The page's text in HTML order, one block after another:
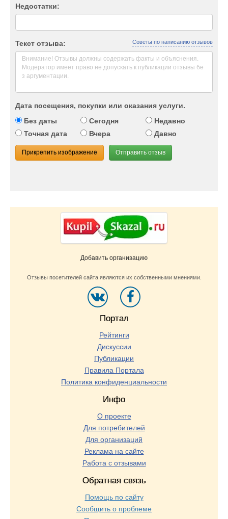
Недостатки:
Текст отзыва: Советы по написанию отзывов
Дата посещения, покупки или оказания услуги.
Без даты
Сегодня
Недавно
Точная дата
Вчера Давно
Прикрепить изображение Отправить отзыв
Добавить организацию
Отзывы посетителей сайта являются их собственными мнениями.
Портал
Рейтинги
Дискуссии
Публикации
Правила Портала
Политика конфиденциальности
Инфо
О проекте
Для потребителей
Для организаций
Реклама на сайте
Работа с отзывами
Обратная связь
Помощь по сайту
Сообщить о проблеме